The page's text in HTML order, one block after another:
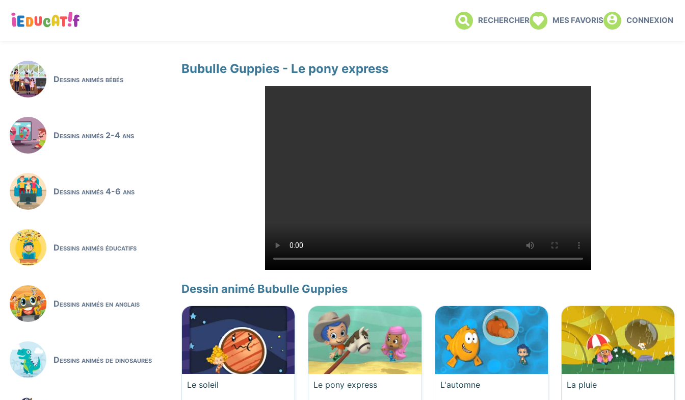
RECHERCHER MES FAVORIS CONNEXION
Dessins animés bébés
Dessins animés 2-4 ans
Dessins animés 4-6 ans
Dessins animés éducatifs
Dessins animés en anglais
Dessins animés de dinosaures
Bubulle Guppies - Le pony express
Dessin animé Bubulle Guppies
Le soleil Le pony express L'automne La pluie